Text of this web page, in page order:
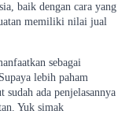
baik dengan cara yang
memiliki nilai jual
sebagai
lebih paham
ada penjelasannya
Yuk simak